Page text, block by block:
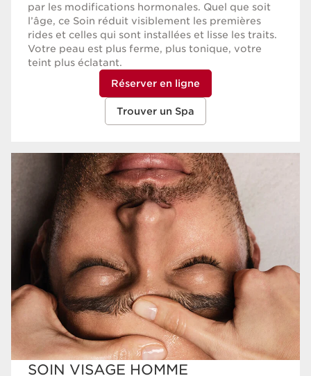
par les modifications hormonales. Quel que soit
l’âge, ce Soin réduit visiblement les premières
rides et celles qui sont installées et lisse les traits.
Votre peau est plus ferme, plus tonique, votre
teint plus éclatant.
Réserver en ligne
Trouver un Spa
SOIN VISAGE HOMME